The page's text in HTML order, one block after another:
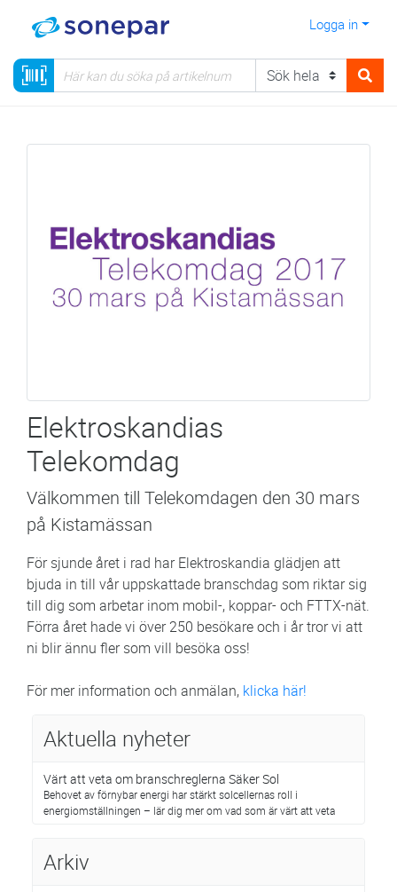
Logga in
Elektroskandias
Telekomdag
Välkommen till Telekomdagen den 30 mars
på Kistamässan
För sjunde året i rad har Elektroskandia glädjen att
bjuda in till vår uppskattade branschdag som riktar sig
till dig som arbetar inom mobil-, koppar- och FTTX-nät.
Förra året hade vi över 250 besökare och i år tror vi att
ni blir ännu fler som vill besöka oss!
För mer information och anmälan, klicka här!
Aktuella nyheter
Värt att veta om branschreglerna Säker Sol
Behovet av förnybar energi har stärkt solcellernas roll i
energiomställningen – lär dig mer om vad som är värt att veta
Arkiv